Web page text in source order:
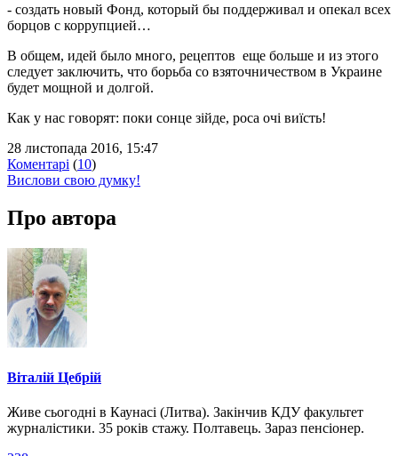
- создать новый Фонд, который бы поддерживал и опекал всех
борцов с коррупцией…
В общем, идей было много, рецептов еще больше и из этого
следует заключить, что борьба со взяточничеством в Украине
будет мощной и долгой.
Как у нас говорят: поки сонце зійде, роса очі виїсть!
28 листопада 2016, 15:47
Коментарі (10)
Вислови свою думку!
Про автора
Віталій Цебрій
Живе сьогодні в Каунасі (Литва). Закінчив КДУ факультет
журналістики. 35 років стажу. Полтавець. Зараз пенсіонер.